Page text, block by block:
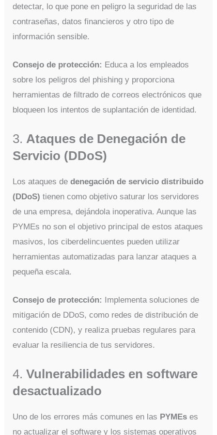
detectar, lo que pone en peligro la seguridad de las
contraseñas, datos financieros y otro tipo de
información sensible.
Consejo de protección: Educa a los empleados
sobre los peligros del phishing y proporciona
herramientas de filtrado de correos electrónicos que
bloqueen los intentos de suplantación de identidad.
3. Ataques de Denegación de
Servicio (DDoS)
Los ataques dedenegación de servicio distribuido
(DDoS) tienen como objetivo saturar los servidores
de una empresa, dejándola inoperativa. Aunque las
PYMEs no son el objetivo principal de estos ataques
masivos, los ciberdelincuentes pueden utilizar
herramientas automatizadas para lanzar ataques a
pequeña escala.
Consejo de protección: Implementa soluciones de
mitigación de DDoS, como redes de distribución de
contenido (CDN), y realiza pruebas regulares para
evaluar la resiliencia de tus servidores.
4.Vulnerabilidades en software
desactualizado
Uno de los errores más comunes en las PYMEs es
no actualizar el software y los sistemas operativos